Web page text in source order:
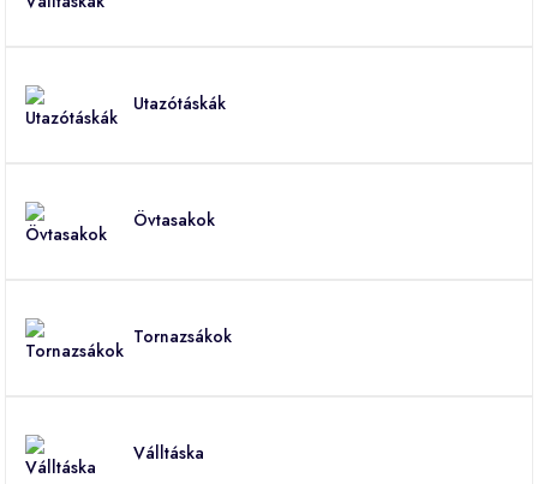
Utazótáskák
Övtasakok
Tornazsákok
Válltáska